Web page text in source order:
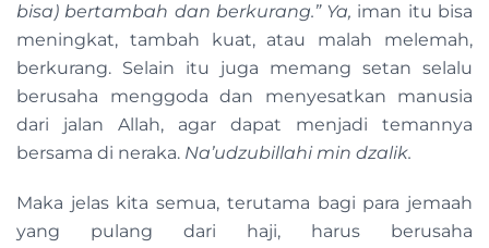
bisa) bertambah dan berkurang.” Ya, iman itu bisa
meningkat, tambah kuat, atau malah melemah,
berkurang. Selain itu juga memang setan selalu
berusaha menggoda dan menyesatkan manusia
dari jalan Allah, agar dapat menjadi temannya
bersama di neraka. Na’udzubillahi min dzalik.
Maka jelas kita semua, terutama bagi para jemaah
yang pulang dari haji, harus berusaha